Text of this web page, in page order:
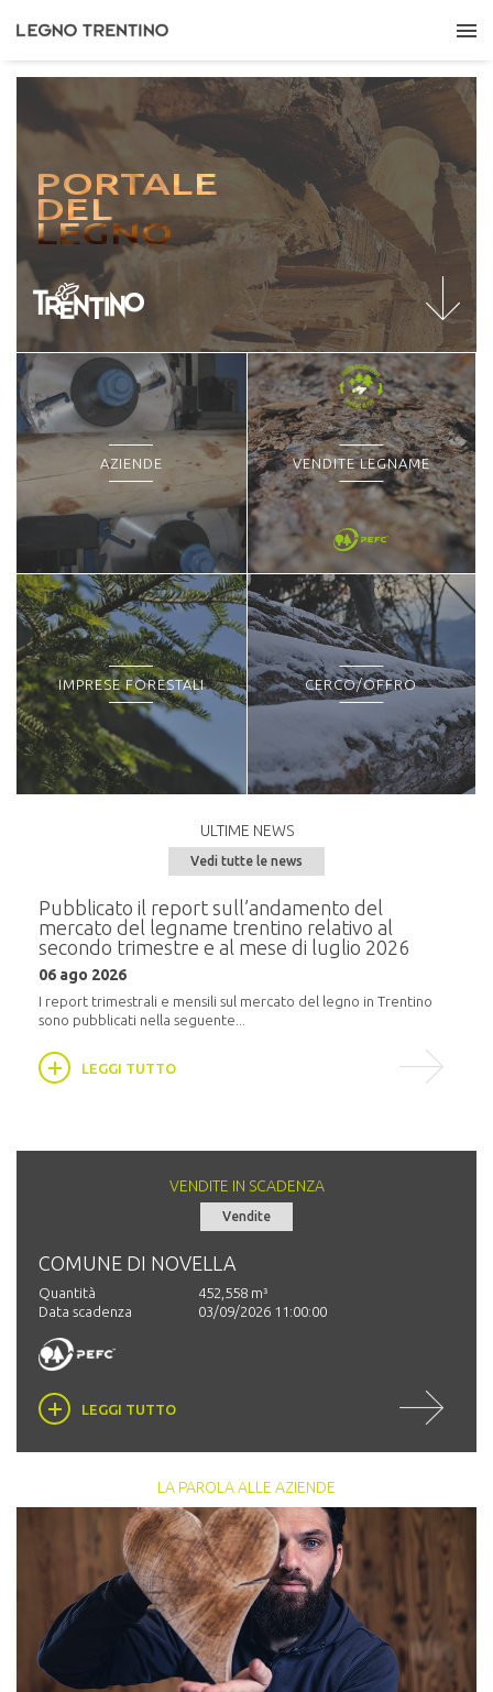
PORTALE
DEL
LEGNO
AZIENDE VENDITE LEGNAME
IMPRESE FORESTALI CERCO/OFFRO
ULTIME NEWS
Vedi tutte le news
Pubblicato il report sull’andamento del
mercato del legname trentino relativo al
secondo trimestre e al mese di luglio 2026
06 ago 2026
I report trimestrali e mensili sul mercato del legno in Trentino
sono pubblicati nella seguente...
LEGGI TUTTO
VENDITE IN SCADENZA
Vendite
COMUNE DI NOVELLA
Quantità
452,558 m³
Data scadenza
03/09/2026 11:00:00
LEGGI TUTTO
LA PAROLA ALLE AZIENDE